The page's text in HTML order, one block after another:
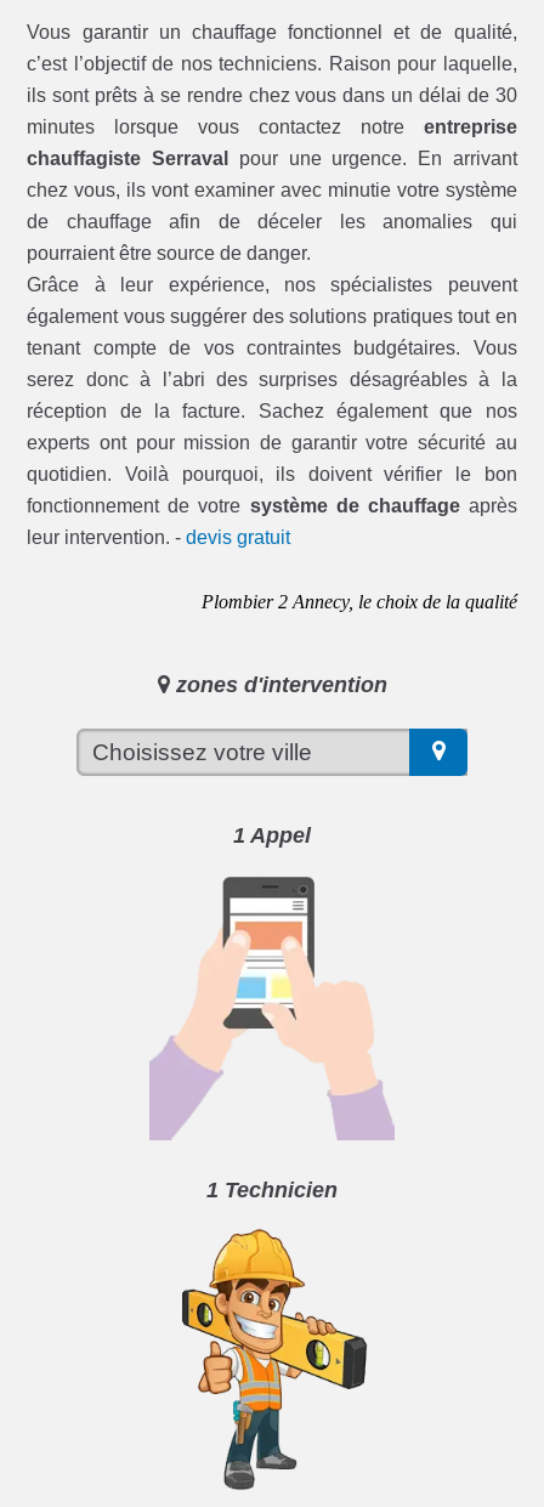
Vous garantir un chauffage fonctionnel et de qualité,
c’est l’objectif de nos techniciens. Raison pour laquelle,
ils sont prêts à se rendre chez vous dans un délai de 30
minutes lorsque vous contactez notre entreprise
chauffagiste Serraval
pour une urgence. En arrivant
chez vous, ils vont examiner avec minutie votre système
de chauffage afin de déceler les anomalies qui
pourraient être source de danger.
Grâce à leur expérience, nos spécialistes peuvent
également vous suggérer des solutions pratiques tout en
tenant compte de vos contraintes budgétaires. Vous
serez donc à l’abri des surprises désagréables à la
réception de la facture. Sachez également que nos
experts ont pour mission de garantir votre sécurité au
quotidien. Voilà pourquoi, ils doivent vérifier le bon
fonctionnement de votre système de chauffageaprès
leur intervention. -devis gratuit
Plombier 2 Annecy, le choix de la qualité
zones d'intervention
1 Appel
1 Technicien